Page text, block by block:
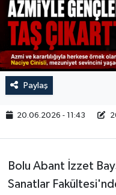
Paylaş
20.06.2026 - 11:43
Bolu Abant İzzet
Sanatlar